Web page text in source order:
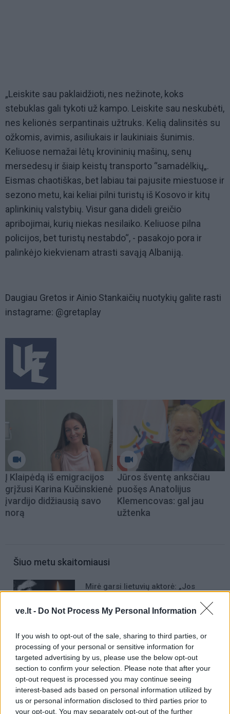
ve.lt - Do Not Process My Personal Information
If you wish to opt-out of the sale, sharing to third parties, or
processing of your personal or sensitive information for
targeted advertising by us, please use the below opt-out
section to confirm your selection. Please note that after your
opt-out request is processed you may continue seeing
interest-based ads based on personal information utilized by
us or personal information disclosed to third parties prior to
your opt-out. You may separately opt-out of the further
„Leiskite sau paklaidžioti, nes nežinote, koks
stebuklas gali tykoti už kampo. Leiskite sau neskubėti,
nes kelionės serpantinais užtruks. Kelią dalinsitės su
ožkomis, avimis, asiliukais ir laukiniais šunimis.
Keliuose nemažai lėtų krovininių mašinų, senų
mersedesų ir šiaip keistų transporto “samadėlkių„.
Eismas chaotiškas, bet labiau tai pajusite miestuose ir
sezono metu, kai keliai pilni turistų iš Kosovo ir kitų
aplinkinių valstybių. Visur gana dideli greičio
apribojimai, kurių niekas nesilaiko. Keliuose pilna
policijos, bet turistų nestabdo“, - pasakojo pora ir
palinkėjo kiekvienam atrasti savąją Albaniją.
Daugiau Gretos ir Ainio Stankaičių nuotykių galite rasti
instagrame: @gretaplay
Į Klaipėdą iš emigracijos
grįžusi Karina Kučinskienė
įvardijo didžiausią savo
norą
Jūros šventę anksčiau
puošęs Anatolijus
Klemencovas: gal jau
užtenka
Šiuo metu skaitomiausi
Mirė garsi lietuvių aktorė: „Jos
istorijoje“
„Fūristas“ į judrią sankryžą įlėkė „ant
rankinio“: vilkiko puspriekabės ratai
pakilo į orą
Rekordiškai nusekęs Dunojus
atidengė II pasaulinio karo laikų
radinius